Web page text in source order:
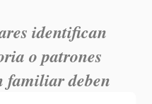
identifican
o patrones
familiar deben